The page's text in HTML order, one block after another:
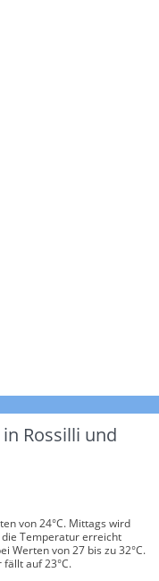
Rossilli und
von 24°C. Mittags wird
die Temperatur erreicht
Werten von 27 bis zu 32°C.
auf 23°C.